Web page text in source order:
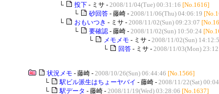
└
投下 - ミサ - 2008/11/04(Tue) 00:31:16 [No.1616]
└
砂回答 - 藤崎 - 2008/11/06(Thu) 04:06:19
└
おもいつき - ミサ - 2008/11/02(Sun) 09:23:07
└
要確認 - 藤崎 - 2008/11/02(Sun) 10:50:24
└
メモメモ - ミサ - 2008/11/02(Sun)
└
回答 - ミサ - 2008/11/03(Mon)
状況メモ - 藤崎 - 2008/10/26(Sun) 06:44:46 [No.1566]
└
駅ビル派生はちょーヤバイ - 藤崎 - 2008/11/22(Sat)
└
駅データ - 藤崎 - 2008/11/19(Wed) 03:28:06 [No.1637]